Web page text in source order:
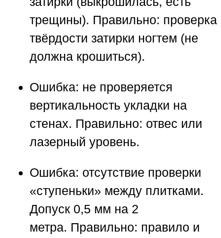
трещины). Правильно: проверка
твёрдости затирки ногтем (не
должна крошиться).
Ошибка: не проверяется
вертикальность укладки на
стенах. Правильно: отвес или
лазерный уровень.
Ошибка: отсутствие проверки
«ступеньки» между плитками.
Допуск 0,5 мм на 2
метра. Правильно: правило и